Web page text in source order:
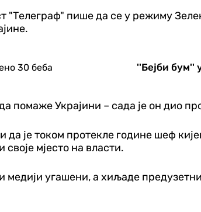
"Телеграф" пише да се у режиму
''Бејби бум''
помаже Украјини – сада је он дио
да је током протекле године шеф
мјесто на власти.
медији угашени, а хиљаде